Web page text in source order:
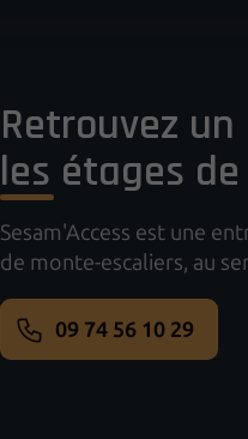
Retrouvez
les étages
Sesam'Access est une
de monte-escaliers, au
09 74 56 10 29